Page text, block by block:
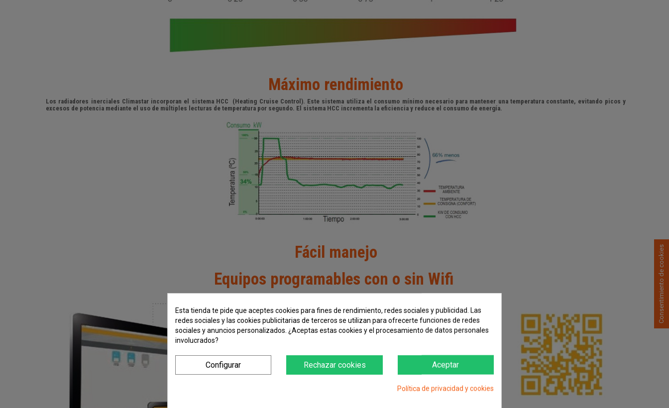
Máximo rendimiento
Los radiadores inerciales Climastar incorporan el sistema HCC (Heating Cruise Control). Este sistema utiliza el consumo mínimo necesario para mantener una temperatura constante, evitando picos y
excesos de potencia mediante el uso de múltiples lecturas de temperatura por segundo. El sistema HCC incrementa la eficiencia y reduce el consumo de energía.
Fácil manejo
Equipos programables con o sin Wifi
Esta tienda te pide que aceptes cookies para fines de rendimiento, redes sociales y publicidad. Las
redes sociales y las cookies publicitarias de terceros se utilizan para ofrecerte funciones de redes
sociales y anuncios personalizados. ¿Aceptas estas cookies y el procesamiento de datos personales
involucrados?
Aceptar
Rechazar cookies
Configurar
Política de privacidad y cookies
Consentimiento de cookies